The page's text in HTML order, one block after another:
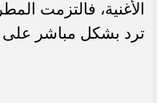
الأغنية، فالتزمت
ترد بشكل مباشر على